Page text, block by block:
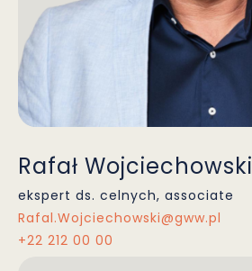
Rafał Wojciechowski
ekspert ds. celnych, associate
Rafal.Wojciechowski@gww.pl
+22 212 00 00